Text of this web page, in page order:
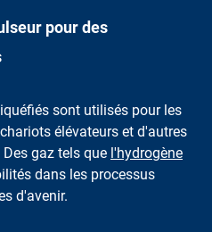
pour des
sont utilisés pour les
élévateurs et d'autres
gaz tels que l'hydrogène
dans les processus
d'avenir.